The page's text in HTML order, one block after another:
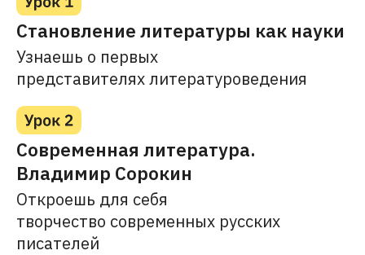
Становление литературы как науки
Узнаешь о первых
представителях литературоведения
Современная литература.
Владимир Сорокин
Откроешь для себя
творчество современных русских
писателей